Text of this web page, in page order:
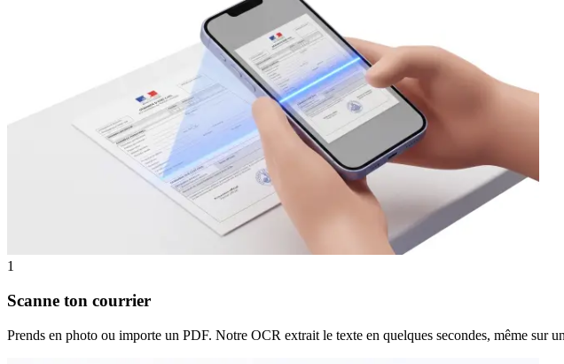
1
Scanne ton courrier
Prends en photo ou importe un PDF. Notre OCR extrait le texte en quelques secondes, même sur